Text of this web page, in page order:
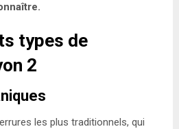
types de
2
les plus traditionnels, qui